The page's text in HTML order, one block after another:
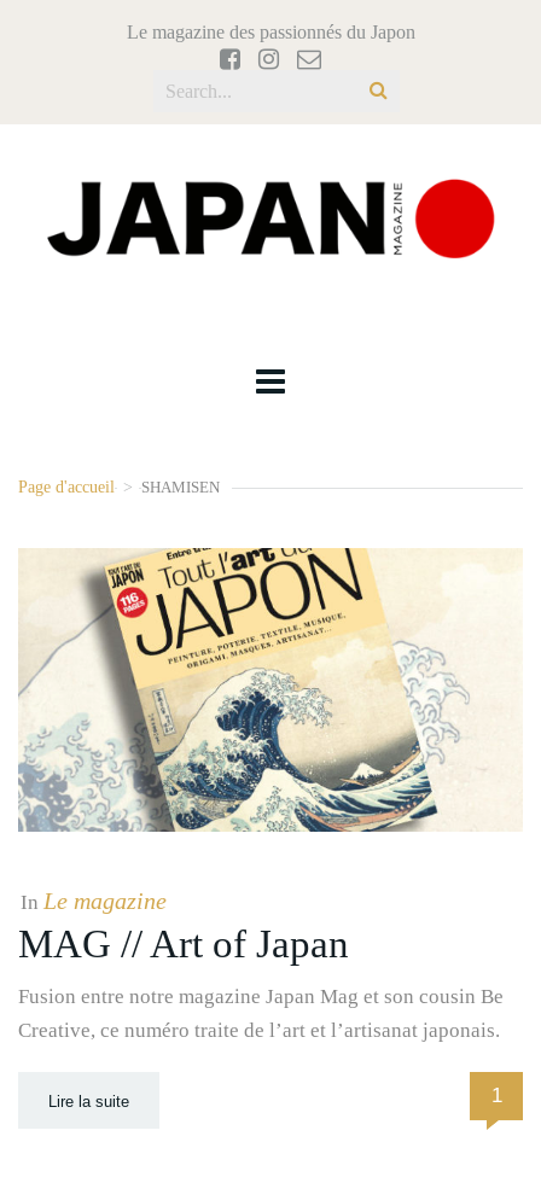
Le magazine des passionnés du Japon
Page d'accueil > SHAMISEN
In Le magazine
MAG // Art of Japan
Fusion entre notre magazine Japan Mag et son cousin Be
Creative, ce numéro traite de l’art et l’artisanat japonais.
Lire la suite 1